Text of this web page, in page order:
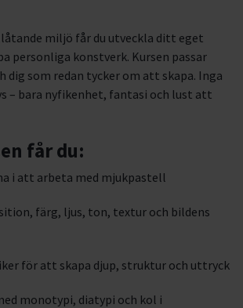
miljö får du utveckla ditt eget
personliga konstverk. Kursen passar
dig som redan tycker om att skapa. Inga
– bara nyfikenhet, fantasi och lust att
får du:
i att arbeta med mjukpastell
färg, ljus, ton, textur och bildens
för att skapa djup, struktur och uttryck
monotypi, diatypi och kol i